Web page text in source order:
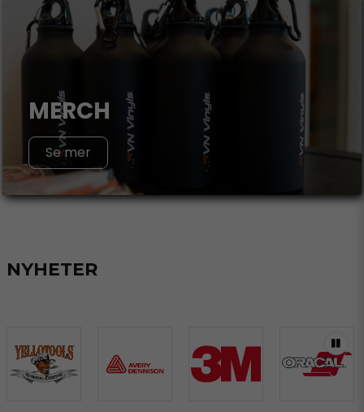
MERCH
Se mer
NYHETER